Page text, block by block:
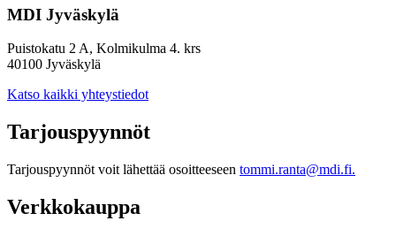
MDI Jyväskylä
Puistokatu 2 A, Kolmikulma 4. krs
40100 Jyväskylä
Katso kaikki yhteystiedot
Tarjouspyynnöt
Tarjouspyynnöt voit lähettää osoitteeseen tommi.ranta@mdi.fi.
Verkkokauppa